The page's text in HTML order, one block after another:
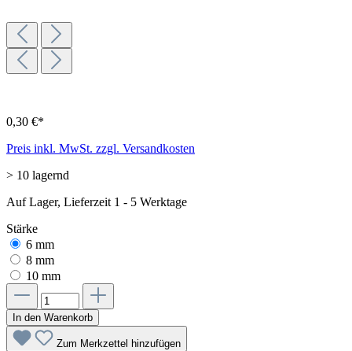
0,30 €*
Preis inkl. MwSt. zzgl. Versandkosten
> 10 lagernd
Auf Lager, Lieferzeit 1 - 5 Werktage
Stärke
6 mm
8 mm
10 mm
In den Warenkorb
Zum Merkzettel hinzufügen